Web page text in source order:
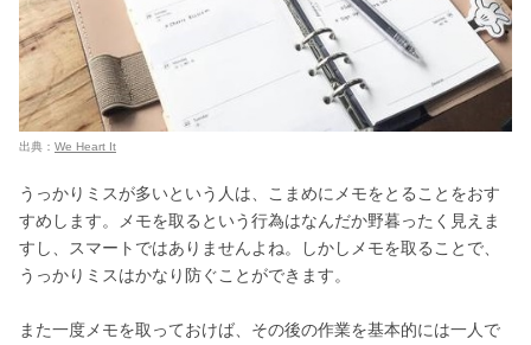
出典： We Heart It
うっかりミスが多いという人は、こまめにメモをとることをおす
すめします。メモを取るという行為はなんだか野暮ったく見えま
すし、スマートではありませんよね。しかしメモを取ることで、
うっかりミスはかなり防ぐことができます。
また一度メモを取っておけば、その後の作業を基本的には一人で